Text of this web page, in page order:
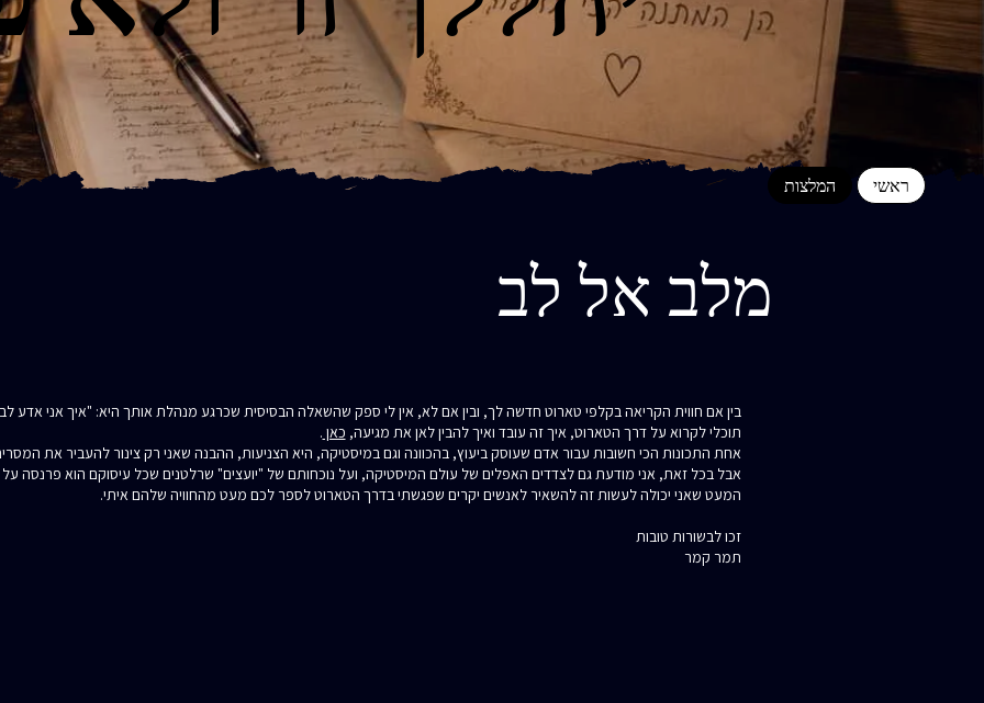
ראשי המלצות
מלב אל לב
בין אם חווית הקריאה בקלפי טארוט חדשה לך, ובין אם לא, אין לי ספק שהשאלה הבסיסית שכרגע מנהלת אותך היא: "איך אני אדע
תוכלי לקרוא על דרך הטארוט, איך זה עובד ואיך להבין לאן את מגיעה, כאן .
אחת התכונות הכי חשובות עבור אדם שעוסק ביעוץ, בהכוונה וגם במיסטיקה, היא הצניעות, ההבנה שאני רק צינור להעביר את
אבל בכל זאת, אני מודעת גם לצדדים האפלים של עולם המיסטיקה, ועל נוכחותם של "יועצים" שרלטנים שכל עיסוקם הוא פרנסה על
המעט שאני יכולה לעשות זה להשאיר לאנשים יקרים שפגשתי בדרך הטארוט לספר לכם מעט מהחוויה שלהם איתי.
זכו לבשורות טובות
תמר קמר